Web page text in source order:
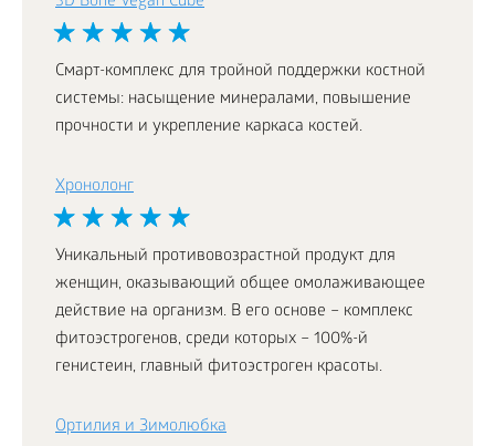
Смарт-комплекс для тройной поддержки костной
системы: насыщение минералами, повышение
прочности и укрепление каркаса костей.
Хронолонг
Уникальный противовозрастной продукт для
женщин, оказывающий общее омолаживающее
действие на организм. В его основе – комплекс
фитоэстрогенов, среди которых – 100%-й
генистеин, главный фитоэстроген красоты.
Ортилия и Зимолюбка